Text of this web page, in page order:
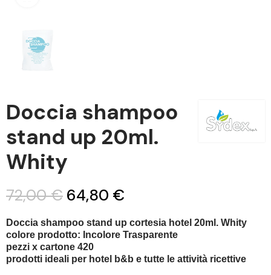
Doccia shampoo
stand up 20ml.
Whity
72,00 € 64,80 €
Doccia shampoo stand up cortesia hotel 20ml. Whity
colore prodotto: Incolore Trasparente
pezzi x cartone 420
prodotti ideali per hotel b&b e tutte le attività ricettive